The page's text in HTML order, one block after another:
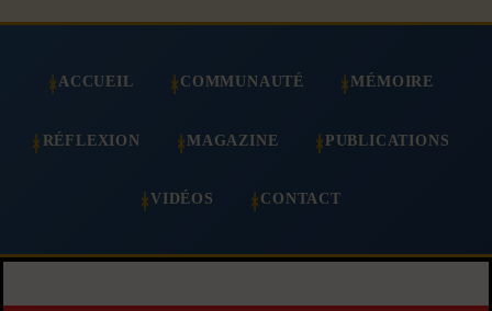
ACCUEIL COMMUNAUTÉ MÉMOIRE
RÉFLEXION MAGAZINE PUBLICATIONS
VIDÉOS CONTACT